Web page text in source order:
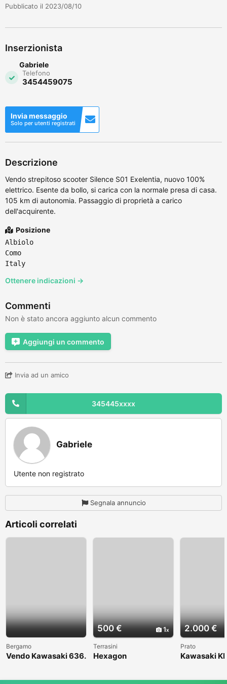
Pubblicato il 2023/08/10
Inserzionista
Gabriele
Telefono
3454459075
Invia messaggio
Solo per utenti registrati
Descrizione
Vendo strepitoso scooter Silence S01 Exelentia, nuovo 100%
elettrico. Esente da bollo, si carica con la normale presa di casa.
105 km di autonomia. Passaggio di proprietà a carico
dell'acquirente.
Posizione
Albiolo
Como
Italy
Ottenere indicazioni →
Commenti
Non è stato ancora aggiunto alcun commento
Aggiungi un commento
Invia ad un amico
345445xxxx
Gabriele
Utente non registrato
Segnala annuncio
Articoli correlati
Bergamo
Vendo Kawasaki 636.
500 € 1
Terrasini
Hexagon
2.000 €
Prato
Kawasaki